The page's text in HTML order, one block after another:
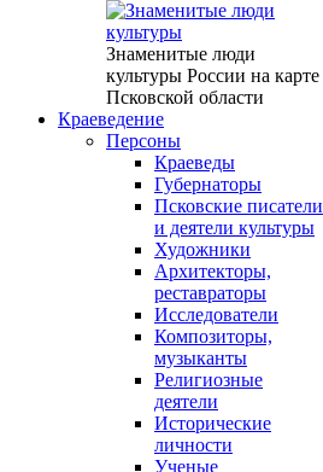
Знаменитые люди
культуры России на карте
Псковской области
Краеведение
Персоны
Краеведы
Губернаторы
Псковские писатели
и деятели культуры
Художники
Архитекторы,
реставраторы
Исследователи
Композиторы,
музыканты
Религиозные
деятели
Исторические
личности
Ученые